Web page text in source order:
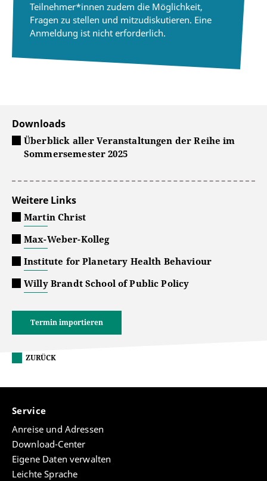
Teilnehmer*innen zudem die Möglichkeit,
Fragen zu stellen und mitzudiskutieren. Eine
Anmeldung ist nicht erforderlich.
Downloads
Überblick aller Veranstaltungen der Reihe im
Sommersemester 2025
Weitere Links
Martin Christ
Max-Weber-Kolleg
Institute for Planetary Health Behaviour
Willy Brandt School of Public Policy
Termin importieren
ZURÜCK
Service
Anreise und Adressen
Download-Center
Eigene Daten verwalten
Leichte Sprache